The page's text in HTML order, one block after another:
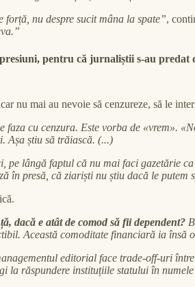
nu despre sucit mâna la spate”,
pentru că jurnaliștii s-au predat
nu mai au nevoie să cenzureze, să le
faza cu cenzura. Este vorba de «vrem».
Așa știu să trăiască. (...)
pe lângă faptul că nu mai faci gazetărie
în presă, că ziariști nu știu dacă le putem
dacă e atât de comod să fii dependent?
Această comoditate financiară ia însă
editorial face trade-off-uri
la răspundere instituțiile statului în